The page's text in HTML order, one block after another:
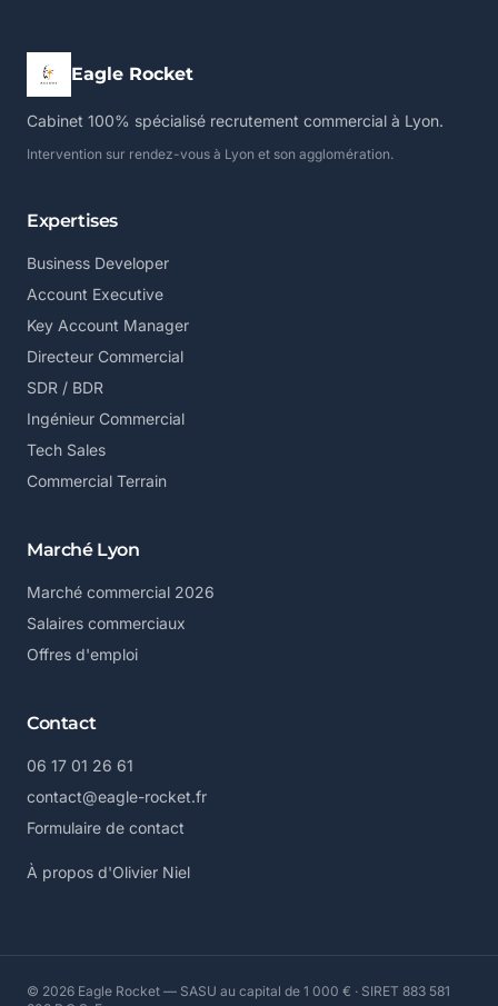
Eagle Rocket
Cabinet 100% spécialisé recrutement commercial à Lyon.
Intervention sur rendez-vous à Lyon et son agglomération.
Expertises
Business Developer
Account Executive
Key Account Manager
Directeur Commercial
SDR / BDR
Ingénieur Commercial
Tech Sales
Commercial Terrain
Marché Lyon
Marché commercial 2026
Salaires commerciaux
Offres d'emploi
Contact
06 17 01 26 61
contact@eagle-rocket.fr
Formulaire de contact
À propos d'Olivier Niel
© 2026 Eagle Rocket — SASU au capital de 1 000 € · SIRET 883 581